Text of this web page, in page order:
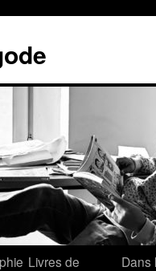
Livres de
Dans